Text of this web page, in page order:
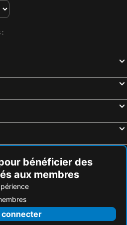
:
bénéficier des
aux membres
connecter